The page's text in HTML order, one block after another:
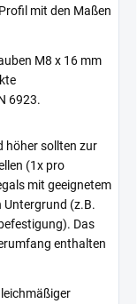
mit den Maßen
M8 x 16 mm
6923.
höher sollten zur
(1x pro
mit geeignetem
Untergrund (z.B.
Das
enthalten